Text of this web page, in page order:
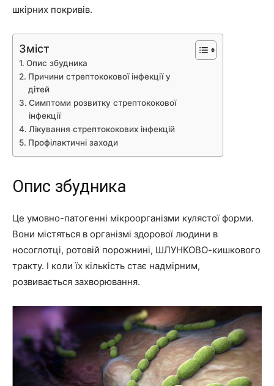
шкірних покривів.
Зміст
Опис збудника
Причини стрептококової інфекції у
дітей
Симптоми розвитку стрептококової
інфекції
Лікування стрептококових інфекцій
Профілактичні заходи
Опис збудника
Це умовно-патогенні мікроорганізми кулястої форми.
Вони містяться в організмі здорової людини в
носоглотці, ротовій порожнині, ШЛУНКОВО-кишкового
тракту. І коли їх кількість стає надмірним,
розвивається захворювання.